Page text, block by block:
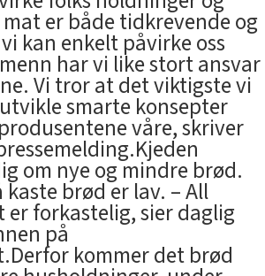
er både tidkrevende og
kan enkelt påvirke oss
har vi like stort ansvar
Vi tror at det viktigste vi
smarte konsepter
våre, skriver
om nye og mindre brød.
kaste brød er lav. – All
er forkastelig, sier daglig
på
kommer det brød